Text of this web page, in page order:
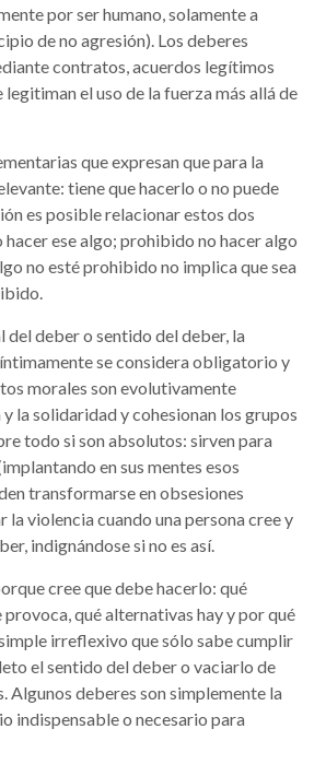
por ser humano, solamente a
de no agresión). Los deberes
contratos, acuerdos legítimos
el uso de la fuerza más allá de
que expresan que para la
tiene que hacerlo o no puede
es posible relacionar estos dos
ese algo; prohibido no hacer algo
no esté prohibido no implica que sea
deber o sentido del deber, la
se considera obligatorio y
morales son evolutivamente
la solidaridad y cohesionan los grupos
todo si son absolutos: sirven para
en sus mentes esos
transformarse en obsesiones
violencia cuando una persona cree y
indignándose si no es así.
cree que debe hacerlo: qué
qué alternativas hay y por qué
irreflexivo que sólo sabe cumplir
el sentido del deber o vaciarlo de
Algunos deberes son simplemente la
indispensable o necesario para